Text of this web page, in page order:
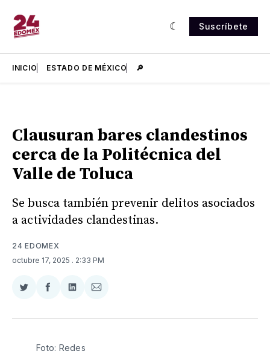
Suscríbete
INICIO ESTADO DE MÉXICO 🔎
Clausuran bares clandestinos
cerca de la Politécnica del
Valle de Toluca
Se busca también prevenir delitos asociados
a actividades clandestinas.
24 EDOMEX
octubre 17, 2025 . 2:33 PM
Compartir
Twitter
Compartir
Facebook
Compartir
LinkedIn
Compartir
Email
Foto: Redes